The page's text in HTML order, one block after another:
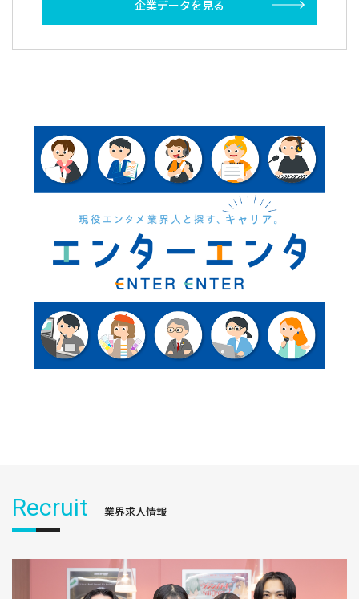
企業データを見る
Recruit 業界求人情報